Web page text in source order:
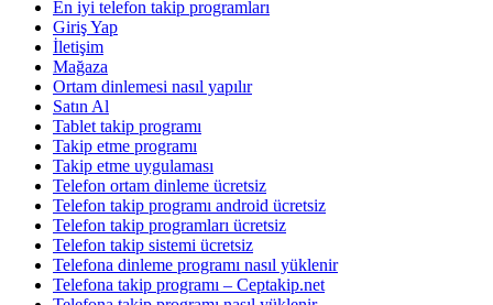
En iyi telefon takip programları
Giriş Yap
İletişim
Mağaza
Ortam dinlemesi nasıl yapılır
Satın Al
Tablet takip programı
Takip etme programı
Takip etme uygulaması
Telefon ortam dinleme ücretsiz
Telefon takip programı android ücretsiz
Telefon takip programları ücretsiz
Telefon takip sistemi ücretsiz
Telefona dinleme programı nasıl yüklenir
Telefona takip programı – Ceptakip.net